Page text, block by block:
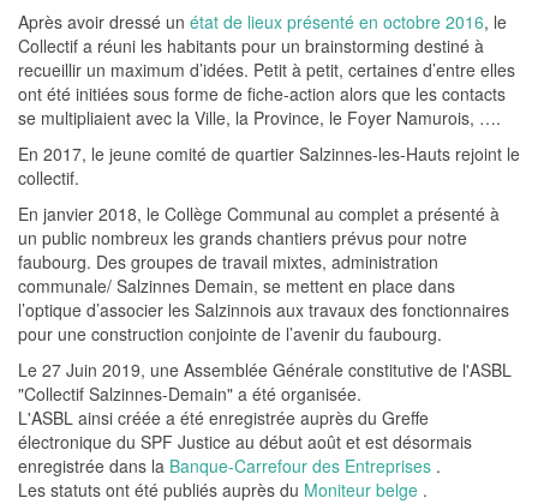
Après avoir dressé un état de lieux présenté en octobre 2016, le
Collectif a réuni les habitants pour un brainstorming destiné à
recueillir un maximum d’idées. Petit à petit, certaines d’entre elles
ont été initiées sous forme de fiche-action alors que les contacts
se multipliaient avec la Ville, la Province, le Foyer Namurois, ….
En 2017, le jeune comité de quartier Salzinnes-les-Hauts rejoint le
collectif.
En janvier 2018, le Collège Communal au complet a présenté à
un public nombreux les grands chantiers prévus pour notre
faubourg. Des groupes de travail mixtes, administration
communale/ Salzinnes Demain, se mettent en place dans
l’optique d’associer les Salzinnois aux travaux des fonctionnaires
pour une construction conjointe de l’avenir du faubourg.
Le 27 Juin 2019, une Assemblée Générale constitutive de l'ASBL
"Collectif Salzinnes-Demain" a été organisée.
L'ASBL ainsi créée a été enregistrée auprès du Greffe
électronique du SPF Justice au début août et est désormais
enregistrée dans la Banque-Carrefour des Entreprises .
Les statuts ont été publiés auprès du Moniteur belge .